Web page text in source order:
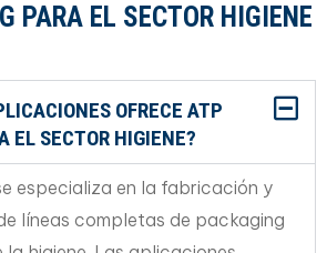
PARA EL SECTOR HIGIENE
OFRECE ATP
EL SECTOR HIGIENE?
especializa en la fabricación y
líneas completas de packaging